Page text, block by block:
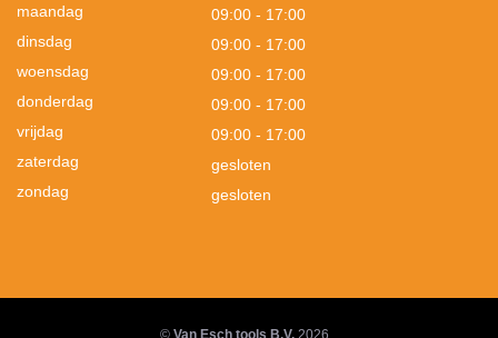
maandag
09:00 - 17:00
dinsdag
09:00 - 17:00
woensdag
09:00 - 17:00
donderdag
09:00 - 17:00
vrijdag
09:00 - 17:00
zaterdag
gesloten
zondag
gesloten
© Van Esch tools B.V. 2026